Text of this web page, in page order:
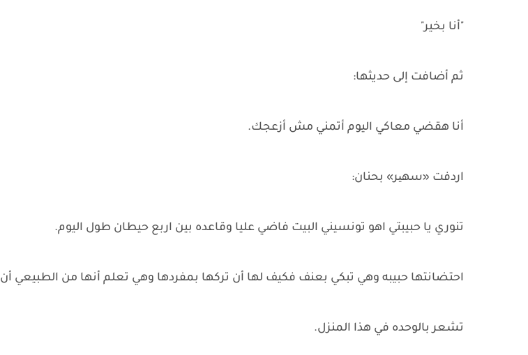
"أنا بخير"
ثم أضافت إلى حديثها:
أنا هقضي معاكي اليوم أتمني مش أزعجك.
اردفت «سهیر» بحنان:
تنوري يا حبيبتي اهو تونسيني البيت فاضي عليا وقاعده بين اربع حيطان طول اليوم.
احتضانتها حبيبه وهي تبكي بعنف فكيف لها أن تركها بمفردها وهي تعلم أنها من الطبيعي أن
تشعر بالوحده في هذا المنزل.